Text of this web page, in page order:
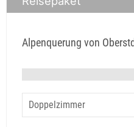
Alpenquerung von